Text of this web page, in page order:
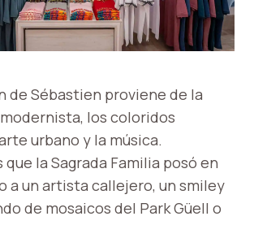
de Sébastien proviene de la
los coloridos
urbano y la música.
la Sagrada Familia posó en
a un artista callejero, un smiley
de mosaicos del Park Güell o